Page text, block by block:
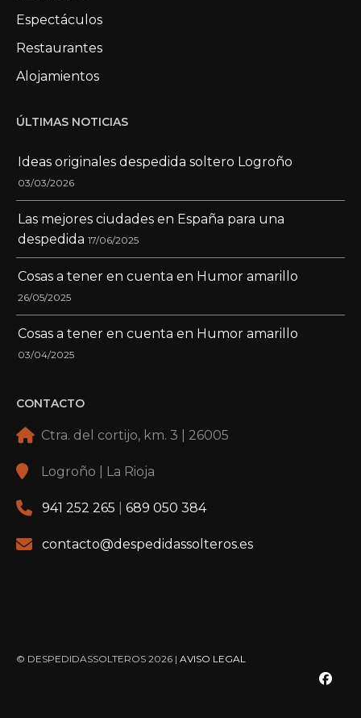
Espectáculos
Restaurantes
Alojamientos
ÚLTIMAS NOTICIAS
Ideas originales despedida soltero Logroño
03/03/2026
Las mejores ciudades en España para una
despedida 17/06/2025
Cosas a tener en cuenta en Humor amarillo
26/05/2025
Cosas a tener en cuenta en Humor amarillo
03/04/2025
CONTACTO
Ctra. del cortijo, km. 3 | 26005
Logroño | La Rioja
941 252 265 689 050 384
contacto@despedidassolteros.es
© DESPEDIDASSOLTEROS 2026 | AVISO LEGAL